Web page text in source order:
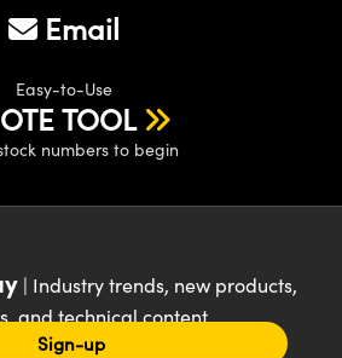
Email
Easy-to-Use
TOOL
numbers to begin
| Industry trends, new products,
and technical content
Sign-up